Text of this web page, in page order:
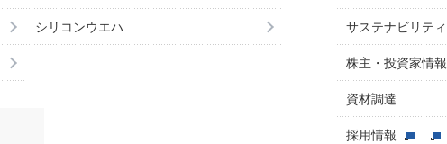
シリコンウエハ サステナビリティ
株主・投資家情報
資材調達
採用情報